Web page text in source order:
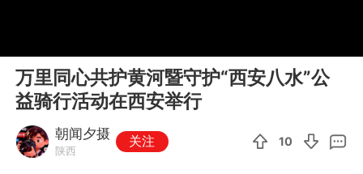
万里同心共护黄河暨守护“西安八水”公
益骑行活动在西安举行
朝闻夕摄
陕西
关注 10